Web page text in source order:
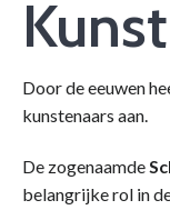
Door de eeuwen
kunstenaars aan.
De zogenaamde
belangrijke rol in